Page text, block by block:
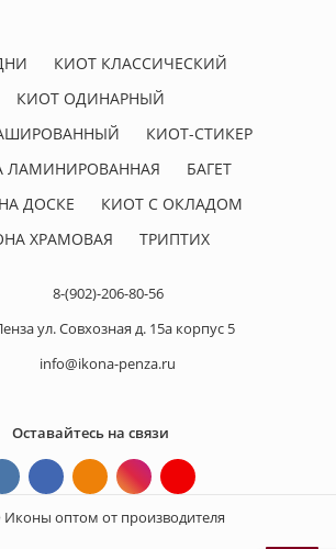
КИОТ КЛАССИЧЕСКИЙ
КИОТ ОДИНАРНЫЙ
КИОТ-СТИКЕР
ЛАМИНИРОВАННАЯ
БАГЕТ
ДОСКЕ
КИОТ С ОКЛАДОМ
ХРАМОВАЯ
ТРИПТИХ
8-(902)-206-80-56
ул. Совхозная д. 15а корпус 5
info@ikona-penza.ru
Оставайтесь на связи
Иконы оптом от производителя